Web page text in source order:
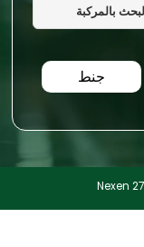
بالمركبة
جنط
Nexen